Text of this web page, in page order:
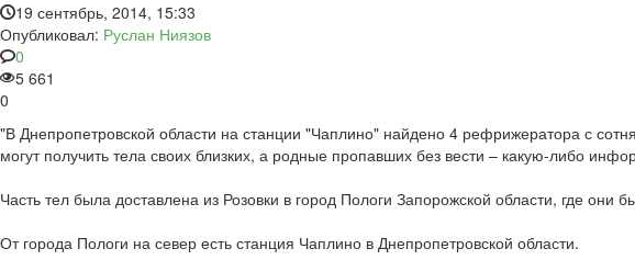
19 сентябрь, 2014, 15:33
Опубликовал: Руслан Ниязов
0
5 661
0
"В Днепропетровской области на станции "Чаплино" найдено 4 рефрижератора с
могут получить тела своих близких, а родные пропавших без вести – какую-либо
Часть тел была доставлена из Розовки в город Пологи Запорожской области, где они
От города Пологи на север есть станция Чаплино в Днепропетровской области.